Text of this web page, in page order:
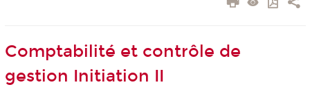
Comptabilité et contrôle de
gestion Initiation II